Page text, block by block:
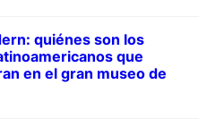
quiénes son los
que
en el gran museo de